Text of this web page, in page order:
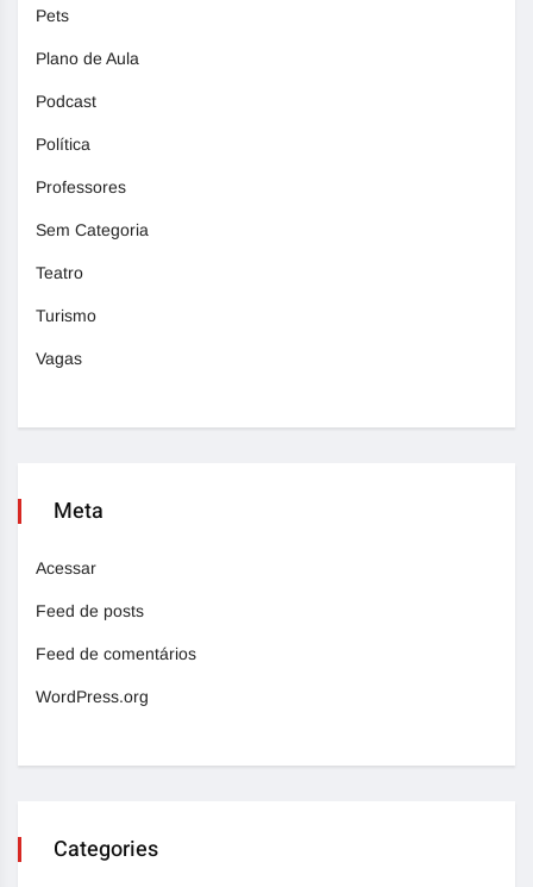
Pets
Plano de Aula
Podcast
Política
Professores
Sem Categoria
Teatro
Turismo
Vagas
Meta
Acessar
Feed de posts
Feed de comentários
WordPress.org
Categories